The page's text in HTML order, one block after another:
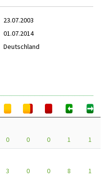
23.07.2003
01.07.2014
Deutschland
0 0 0 1
1
3 0 0 8
1